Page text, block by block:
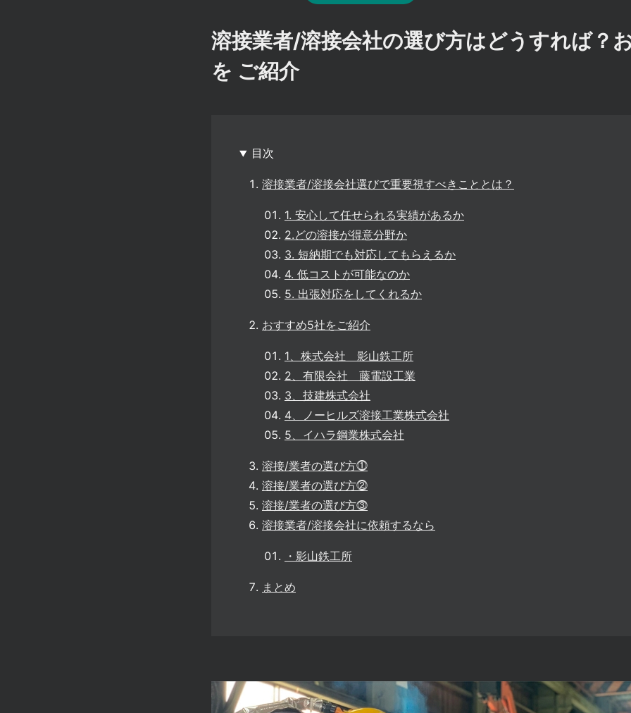
溶接業者/溶接会社の選び方はどうすれば？
を ご紹介
目次
溶接業者/溶接会社選びで重要視すべきこととは？
1. 安心して任せられる実績があるか
2.どの溶接が得意分野か
3. 短納期でも対応してもらえるか
4. 低コストが可能なのか
5. 出張対応をしてくれるか
おすすめ5社をご紹介
1、株式会社 影山鉄工所
2、有限会社 藤電設工業
3、技建株式会社
4、ノーヒルズ溶接工業株式会社
5、イハラ鋼業株式会社
溶接/業者の選び方⓵
溶接/業者の選び方⓶
溶接/業者の選び方⓷
溶接業者/溶接会社に依頼するなら
・影山鉄工所
まとめ